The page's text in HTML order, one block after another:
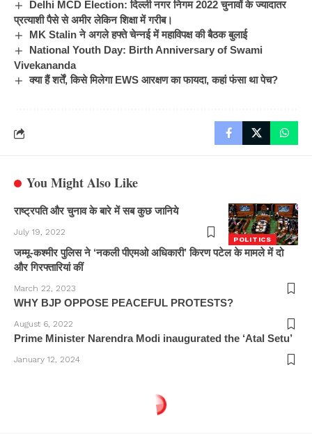
Delhi MCD Election: दिल्ली नगर निगम 2022 चुनावों के ज्यादातर
प्रत्याशी पैसे से अमीर लेकिन शिक्षा में गरीब।
MK Stalin ने अगले हफ्ते चेन्नई में महाविपक्ष की बैठक बुलाई
National Youth Day: Birth Anniversary of Swami
Vivekananda
क्या हैं शर्तें, किसे मिलेगा EWS आरक्षण का फायदा, कहां फंसा था पेच?
You Might Also Like
POLITICS
राष्ट्रपति और चुनाव के बारे में सब कुछ जानिये
July 19, 2022
जम्मू-कश्मीर पुलिस ने ‘नकली पीएमओ अधिकारी’ किरण पटेल के मामले में दो
और गिरफ्तारियां कीं
March 22, 2023
WHY BJP OPPOSE PEACEFUL PROTESTS?
August 6, 2022
Prime Minister Narendra Modi inaugurated the ‘Atal Setu’
January 12, 2024